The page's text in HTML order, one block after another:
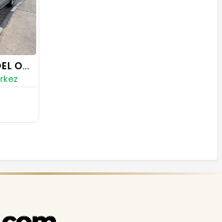
FORD FİESTA 2008 MODEL OTOMATİ..